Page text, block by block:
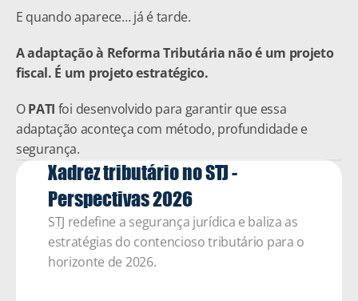
E quando aparece… já é tarde.
A adaptação à Reforma Tributária não é um projeto
fiscal. É um projeto estratégico.
O PATI foi desenvolvido para garantir que essa
adaptação aconteça com método, profundidade e
segurança.
Xadrez tributário no STJ -
Perspectivas 2026
STJ redefine a segurança jurídica e baliza as
estratégias do contencioso tributário para o
horizonte de 2026.